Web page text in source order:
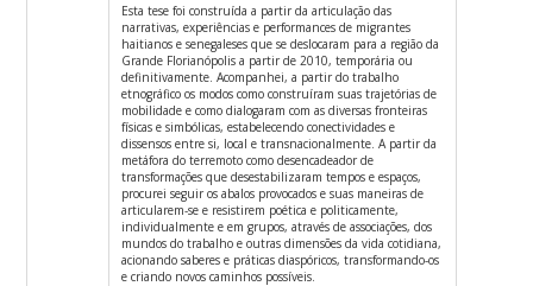
Esta tese foi construída a partir da articulação das
narrativas, experiências e performances de migrantes
haitianos e senegaleses que se deslocaram para a região da
Grande Florianópolis a partir de 2010, temporária ou
definitivamente. Acompanhei, a partir do trabalho
etnográfico os modos como construíram suas trajetórias de
mobilidade e como dialogaram com as diversas fronteiras
físicas e simbólicas, estabelecendo conectividades e
dissensos entre si, local e transnacionalmente. A partir da
metáfora do terremoto como desencadeador de
transformações que desestabilizaram tempos e espaços,
procurei seguir os abalos provocados e suas maneiras de
articularem-se e resistirem poética e politicamente,
individualmente e em grupos, através de associações, dos
mundos do trabalho e outras dimensões da vida cotidiana,
acionando saberes e práticas diaspóricos, transformando-os
e criando novos caminhos possíveis.